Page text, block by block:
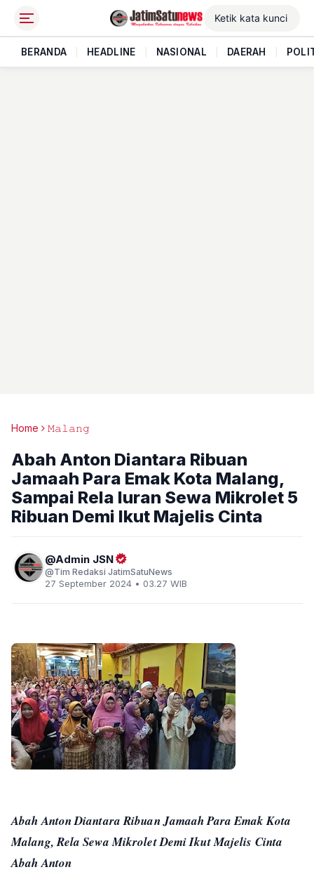
BERANDA HEADLINE NASIONAL DAERAH
Home 𝙼𝚊𝚕𝚊𝚗𝚐
Abah Anton Diantara Ribuan
Jamaah Para Emak Kota Malang,
Sampai Rela Iuran Sewa Mikrolet 5
Ribuan Demi Ikut Majelis Cinta
Admin JSN
Tim Redaksi JatimSatuNews
27 September 2024 • 03.27 WIB
Abah Anton Diantara Ribuan Jamaah Para Emak Kota
Malang, Rela Sewa Mikrolet Demi Ikut Majelis Cinta
Abah Anton